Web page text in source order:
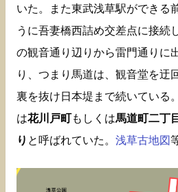
いた。また東武浅草駅ができる
うに吾妻橋西詰め交差点に接続
の観音通り辺りから雷門通りに
り、つまり馬道は、観音堂を迂
裏を抜け日本堤まで続いている
は花川戸町もしくは馬道町二丁目
り と呼ばれていた。 浅草古地図